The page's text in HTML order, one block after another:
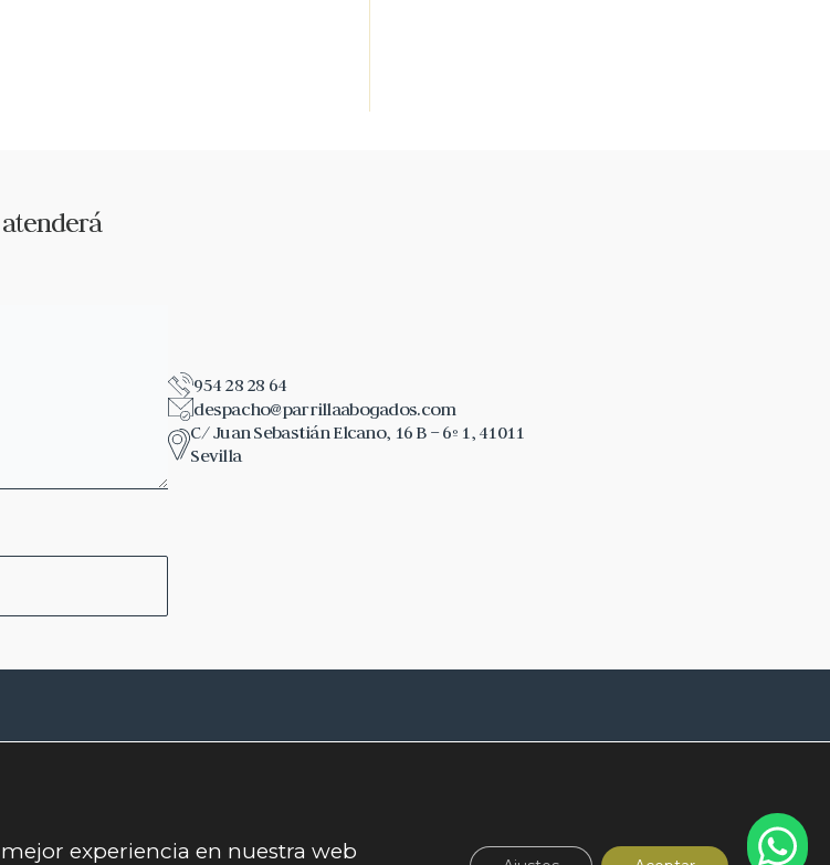
954 28 28 64
despacho@parrillaabogados.com
C/ Juan Sebastián Elcano, 16 B – 6º 1, 41011
Sevilla
954 28 28 64
despacho@parrillaabogados.com
experiencia en nuestra web